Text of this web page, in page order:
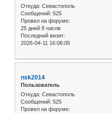
Откуда: Севастополь
Сообщений: 525
Провел на форуме:
25 дней 8 часов
Последний визит:
2026-04-11 16:06:05
nsk2014
Пользователь
Откуда: Севастополь
Сообщений: 525
Провел на форуме: